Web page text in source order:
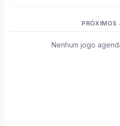
PRÓXIMOS
Nenhum jogo